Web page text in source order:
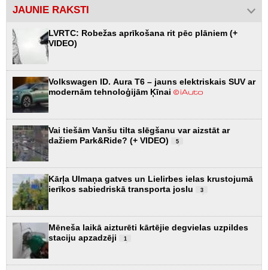
JAUNIE RAKSTI
LVRTC: Robežas aprīkošana rit pēc plāniem (+
VIDEO)
Volkswagen ID. Aura T6 – jauns elektriskais SUV ar
modernām tehnoloģijām Ķīnai
Vai tiešām Vanšu tilta slēgšanu var aizstāt ar
dažiem Park&Ride? (+ VIDEO)
5
Kārļa Ulmaņa gatves un Lielirbes ielas krustojumā
ierīkos sabiedriskā transporta joslu
3
Mēneša laikā aizturēti kārtējie degvielas uzpildes
staciju apzadzēji
1